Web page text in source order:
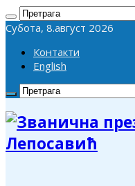
Субота, 8.август 2026
Контакти
English
Лепосавић